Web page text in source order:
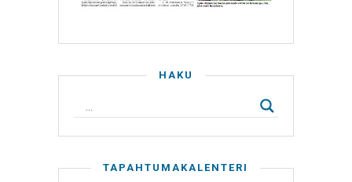
HAKU
TAPAHTUMAKALENTERI